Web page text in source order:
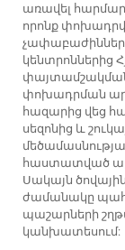
առավել
որոնք
կենտրոններից
փայտամշակման
փոխադրման
հազարից վեց
սեզոնից և
հաստատված
Սակայն
ժամանակը
պաշարների
կանխատեսում: